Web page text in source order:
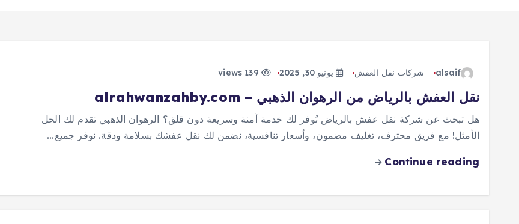
alsaif شركات نقل العفش يونيو 30, 2025
نقل العفش بالرياض من الرهوان الذهبي – alrahwanzahby.com
هل تبحث عن شركة نقل عفش بالرياض تُوفر لك خدمة آمنة وسريعة دون قلق؟ الرهوان الذهبي تقدم لك الحل
الأمثل! مع فريق محترف، تغليف مضمون، وأسعار تنافسية، نضمن لك نقل عفشك بسلامة ودقة. نوفر جميع…
Continue reading